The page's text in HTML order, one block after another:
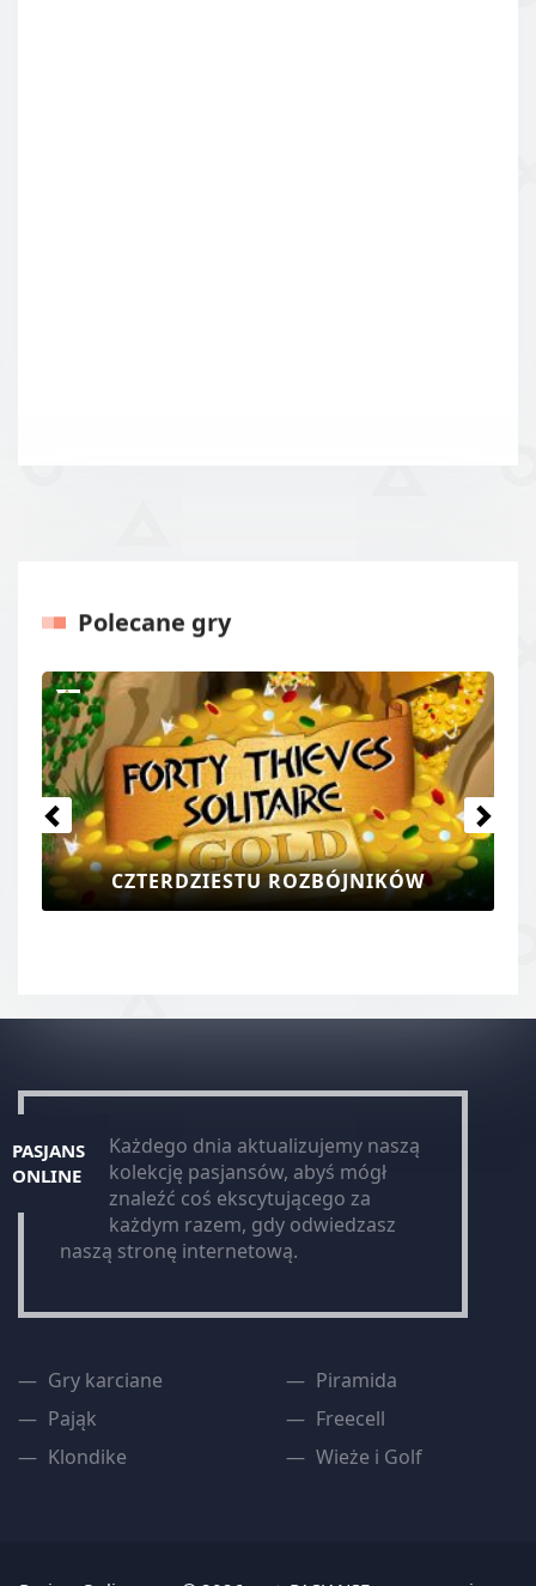
Polecane gry
CZTERDZIESTU ROZBÓJNIKÓW
Poprzedni Kolejny
PASJANS
ONLINE
Każdego dnia aktualizujemy naszą
kolekcję pasjansów, abyś mógł
znaleźć coś ekscytującego za
każdym razem, gdy odwiedzasz
naszą stronę internetową.
Gry karciane
Pająk
Klondike
Piramida
Freecell
Wieże i Golf